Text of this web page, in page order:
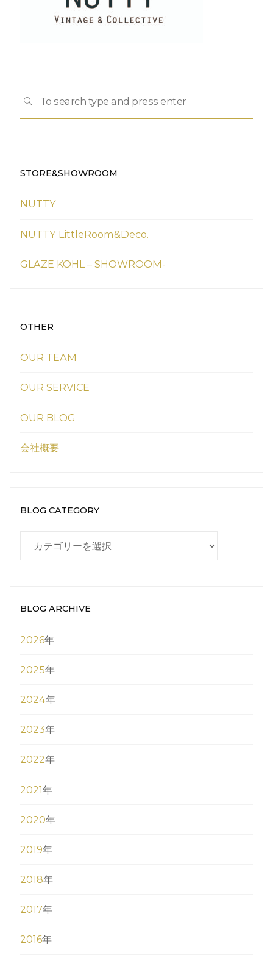
SEARCH
STORE&SHOWROOM
NUTTY
NUTTY LittleRoom&Deco.
GLAZE KOHL – SHOWROOM-
OTHER
OUR TEAM
OUR SERVICE
OUR BLOG
会社概要
BLOG CATEGORY
BLOG
BLOG ARCHIVE
2026年
2025年
2024年
2023年
2022年
2021年
2020年
2019年
2018年
2017年
2016年